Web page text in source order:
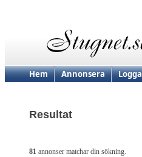
Hem Annonsera
Resultat
81 annonser matchar din sökning.